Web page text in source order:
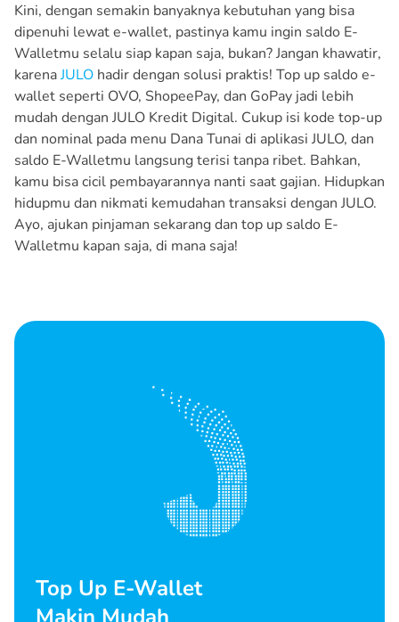
Kini, dengan semakin banyaknya kebutuhan yang bisa
dipenuhi lewat e-wallet, pastinya kamu ingin saldo E-
Walletmu selalu siap kapan saja, bukan? Jangan khawatir,
karenaJULO hadir dengan solusi praktis! Top up saldo e-
wallet seperti OVO, ShopeePay, dan GoPay jadi lebih
mudah dengan JULO Kredit Digital. Cukup isi kode top-up
dan nominal pada menu Dana Tunai di aplikasi JULO, dan
saldo E-Walletmu langsung terisi tanpa ribet. Bahkan,
kamu bisa cicil pembayarannya nanti saat gajian. Hidupkan
hidupmu dan nikmati kemudahan transaksi dengan JULO.
Ayo, ajukan pinjaman sekarang dan top up saldo E-
Walletmu kapan saja, di mana saja!
Top Up E-Wallet